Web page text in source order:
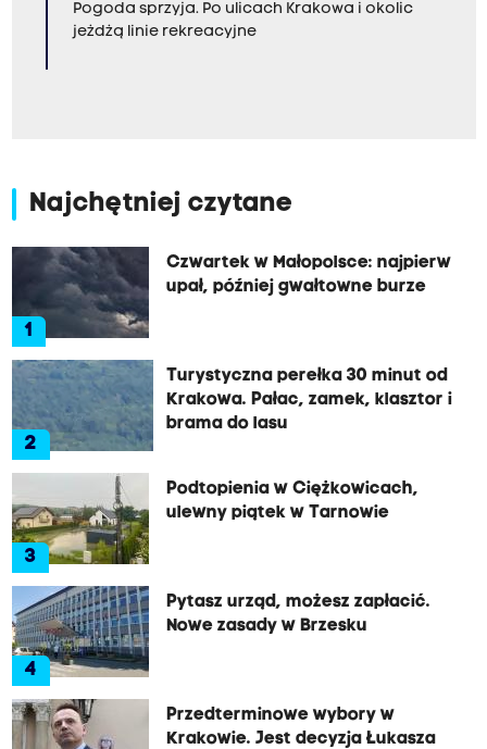
Pogoda sprzyja. Po ulicach Krakowa i okolic
jeżdżą linie rekreacyjne
Najchętniej czytane
1
Czwartek w Małopolsce: najpierw
upał, później gwałtowne burze
2
Turystyczna perełka 30 minut od
Krakowa. Pałac, zamek, klasztor i
brama do lasu
3
Podtopienia w Ciężkowicach,
ulewny piątek w Tarnowie
4
Pytasz urząd, możesz zapłacić.
Nowe zasady w Brzesku
Przedterminowe wybory w
Krakowie. Jest decyzja Łukasza